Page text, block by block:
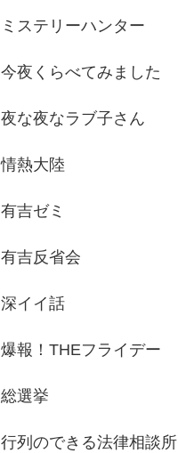
ミステリーハンター
今夜くらべてみました
夜な夜なラブ子さん
情熱大陸
有吉ゼミ
有吉反省会
深イイ話
爆報！THEフライデー
総選挙
行列のできる法律相談所